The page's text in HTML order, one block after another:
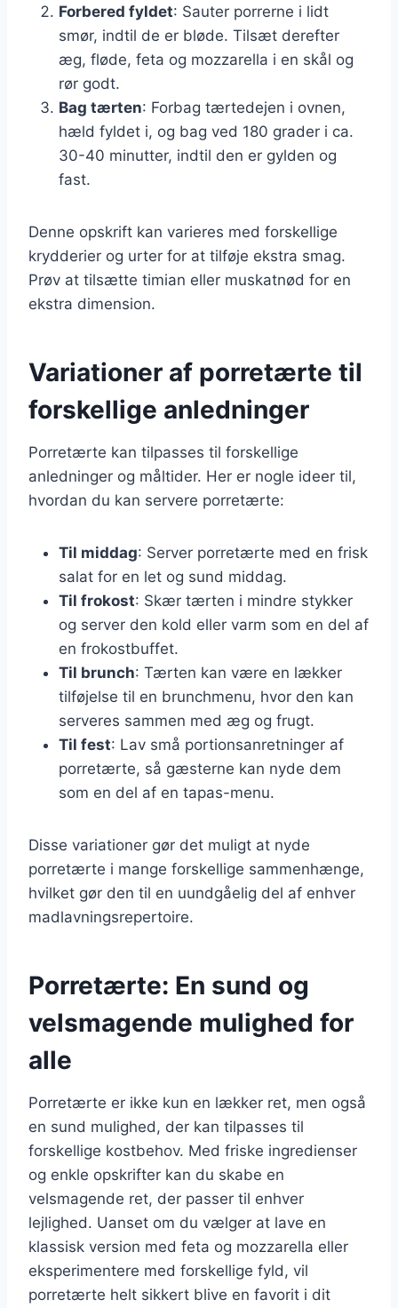
Forbered fyldet: Sauter porrerne i lidt
smør, indtil de er bløde. Tilsæt derefter
æg, fløde, feta og mozzarella i en skål og
rør godt.
Bag tærten: Forbag tærtedejen i ovnen,
hæld fyldet i, og bag ved 180 grader i ca.
30-40 minutter, indtil den er gylden og
fast.
Denne opskrift kan varieres med forskellige
krydderier og urter for at tilføje ekstra smag.
Prøv at tilsætte timian eller muskatnød for en
ekstra dimension.
Variationer af porretærte til
forskellige anledninger
Porretærte kan tilpasses til forskellige
anledninger og måltider. Her er nogle ideer til,
hvordan du kan servere porretærte:
Til middag: Server porretærte med en frisk
salat for en let og sund middag.
Til frokost: Skær tærten i mindre stykker
og server den kold eller varm som en del af
en frokostbuffet.
Til brunch: Tærten kan være en lækker
tilføjelse til en brunchmenu, hvor den kan
serveres sammen med æg og frugt.
Til fest: Lav små portionsanretninger af
porretærte, så gæsterne kan nyde dem
som en del af en tapas-menu.
Disse variationer gør det muligt at nyde
porretærte i mange forskellige sammenhænge,
hvilket gør den til en uundgåelig del af enhver
madlavningsrepertoire.
Porretærte: En sund og
velsmagende mulighed for
alle
Porretærte er ikke kun en lækker ret, men også
en sund mulighed, der kan tilpasses til
forskellige kostbehov. Med friske ingredienser
og enkle opskrifter kan du skabe en
velsmagende ret, der passer til enhver
lejlighed. Uanset om du vælger at lave en
klassisk version med feta og mozzarella eller
eksperimentere med forskellige fyld, vil
porretærte helt sikkert blive en favorit i dit